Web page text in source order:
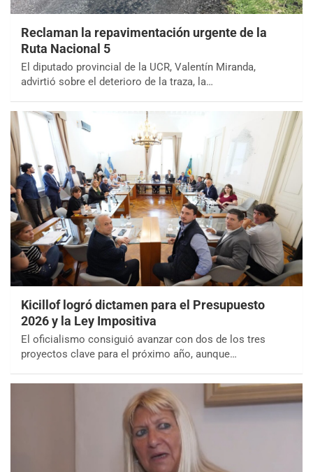
Reclaman la repavimentación urgente de la
Ruta Nacional 5
El diputado provincial de la UCR, Valentín Miranda,
advirtió sobre el deterioro de la traza, la…
Kicillof logró dictamen para el Presupuesto
2026 y la Ley Impositiva
El oficialismo consiguió avanzar con dos de los tres
proyectos clave para el próximo año, aunque…